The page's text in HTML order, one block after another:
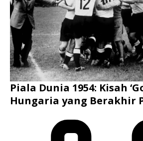
Piala Dunia 1954: Kisah
Hungaria yang Berakhir